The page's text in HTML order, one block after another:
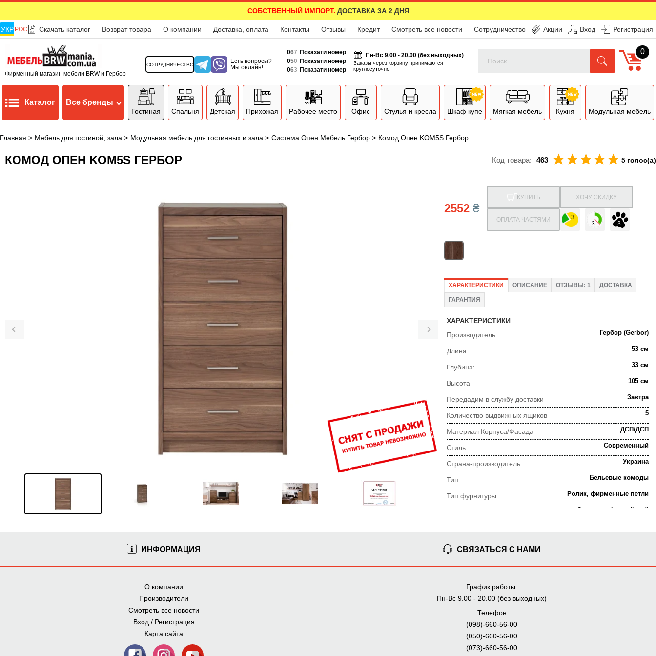
СОБСТВЕННЫЙ ИМПОРТ. ДОСТАВКА ЗА 2 ДНЯ
УКР РОС Скачать каталог Возврат товара О компании Доставка, оплата Контакты Отзывы Кредит Смотреть все новости Сотрудничество Акции Вход Регистрация
Фирменный магазин мебели BRW и Гербор
СОТРУДНИЧЕСТВО
Есть вопросы?
Мы онлайн!
067 Показати номер
050 Показати номер
063 Показати номер
Пн-Вс 9.00 - 20.00 (без выходных)
Заказы через корзину принимаются
круглосуточно
0
Каталог Все бренды
Гостиная Спальня Детская Прихожая Рабочее место Офис Стулья и кресла Шкаф купе Мягкая мебель Кухня Модульная мебель
Главная > Мебель для гостиной, зала > Модульная мебель для гостинных и зала > Система Опен Мебель Гербор > Комод Опен KOM5S Гербор
КОМОД ОПЕН KOM5S ГЕРБОР Код товара: 463 5 голос(а)
2552₴
КУПИТЬ ХОЧУ СКИДКУ
ОПЛАТА ЧАСТЯМИ
ХАРАКТЕРИСТИКИ ОПИСАНИЕ ОТЗЫВЫ: 1 ДОСТАВКА
ГАРАНТИЯ
ХАРАКТЕРИСТИКИ
Производитель:
Гербор (Gerbor)
Длина: 53 см
Глубина: 33 см
Высота: 105 см
Передадим в службу доставки Завтра
Количество выдвижных ящиков 5
Материал Корпуса/Фасада ДСП/ДСП
Стиль Современный
Страна-производитель Украина
Тип Бельевые комоды
Тип фурнитуры Ролик, фирменные петли
Орех калифорнийский
консультация
Согласование заказа
Мы внимательно следим за выполнением заказа на всех
ИНФОРМАЦИЯ
О компании
Производители
Смотреть все новости
Вход / Регистрация
Карта сайта
СВЯЗАТЬСЯ С НАМИ
График работы:
Пн-Вс 9.00 - 20.00 (без выходных)
Телефон
(098)-660-56-00
(050)-660-56-00
(073)-660-56-00